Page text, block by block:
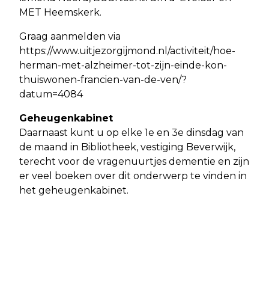
MET Heemskerk.
Graag aanmelden via
https://www.uitjezorgijmond.nl/activiteit/hoe-
herman-met-alzheimer-tot-zijn-einde-kon-
thuiswonen-francien-van-de-ven/?
datum=4084
Geheugenkabinet
Daarnaast kunt u op elke 1e en 3e dinsdag van
de maand in Bibliotheek, vestiging Beverwijk,
terecht voor de vragenuurtjes dementie en zijn
er veel boeken over dit onderwerp te vinden in
het geheugenkabinet.